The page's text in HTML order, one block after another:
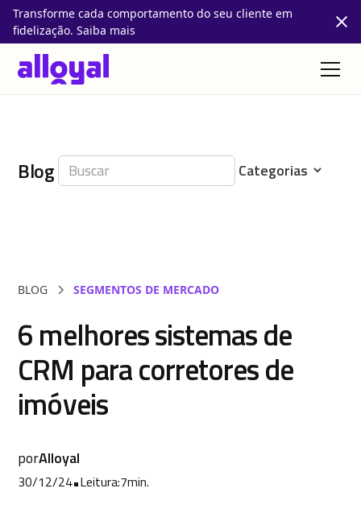
Transforme cada comportamento do seu cliente em
fidelização. Saiba mais
Blog
BLOG SEGMENTOS DE MERCADO
6 melhores sistemas de
CRM para corretores de
imóveis
porAlloyal
30/12/24•Leitura:7min.